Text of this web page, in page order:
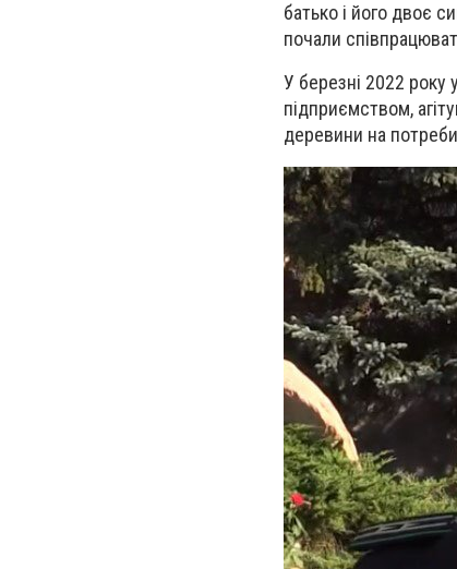
батько і його двоє
почали
У березні 2022 року
підприємством,
деревини на